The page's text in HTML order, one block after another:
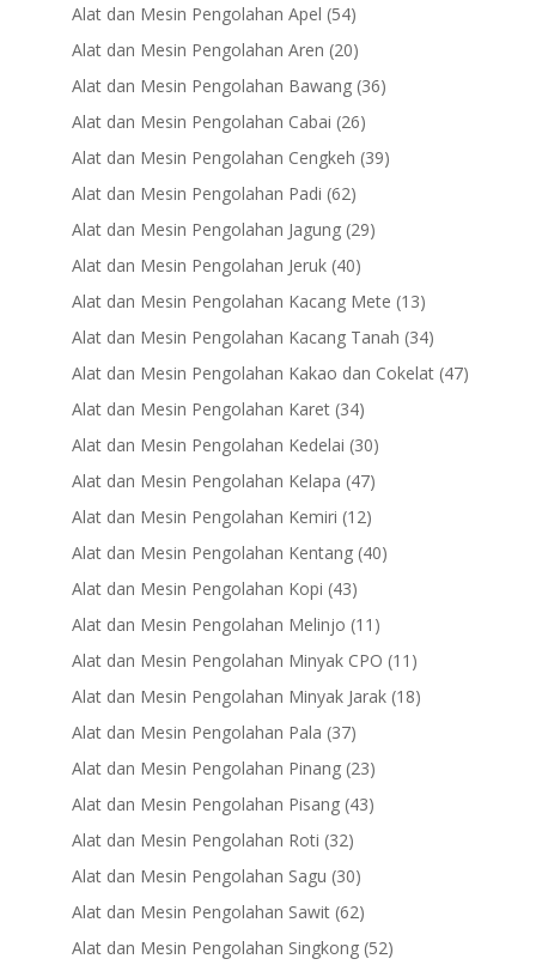
products
Alat dan Mesin Pengolahan Apel 5454
products
Alat dan Mesin Pengolahan Aren 2020
products
Alat dan Mesin Pengolahan Bawang 3636
Alat dan Mesin Pengolahan Cabai 2626
products
Alat dan Mesin Pengolahan Cengkeh 3939
Alat dan Mesin Pengolahan Padi 6262
products
Alat dan Mesin Pengolahan Jagung 2929
Alat dan Mesin Pengolahan Jeruk 4040
products
Alat dan Mesin Pengolahan Kacang Mete 1313
products
Alat dan Mesin Pengolahan Kacang Tanah 3434
products
Alat dan Mesin Pengolahan Kakao dan Cokelat 4747
Alat dan Mesin Pengolahan Karet 3434
products
Alat dan Mesin Pengolahan Kedelai 3030
products
Alat dan Mesin Pengolahan Kelapa 4747
products
Alat dan Mesin Pengolahan Kemiri 1212
products
Alat dan Mesin Pengolahan Kentang 4040
Alat dan Mesin Pengolahan Kopi 4343
products
Alat dan Mesin Pengolahan Melinjo 11 11
products
Alat dan Mesin Pengolahan Minyak CPO 11 11
products
Alat dan Mesin Pengolahan Minyak Jarak 1818
Alat dan Mesin Pengolahan Pala 3737
products
Alat dan Mesin Pengolahan Pinang 2323
products
Alat dan Mesin Pengolahan Pisang 4343
Alat dan Mesin Pengolahan Roti 3232
products
Alat dan Mesin Pengolahan Sagu 3030
products
Alat dan Mesin Pengolahan Sawit 6262
products
Alat dan Mesin Pengolahan Singkong 5252